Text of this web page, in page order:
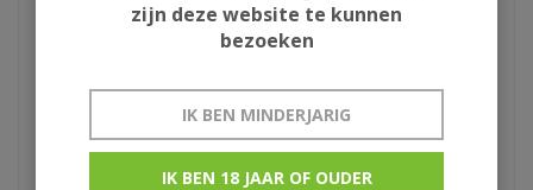
zijn deze website te kunnen
bezoeken
IK BEN MINDERJARIG
IK BEN 18 JAAR OF OUDER